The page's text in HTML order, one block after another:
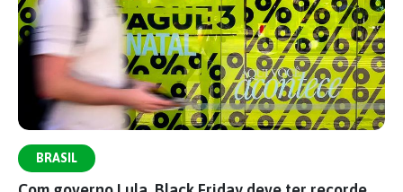
BRASIL